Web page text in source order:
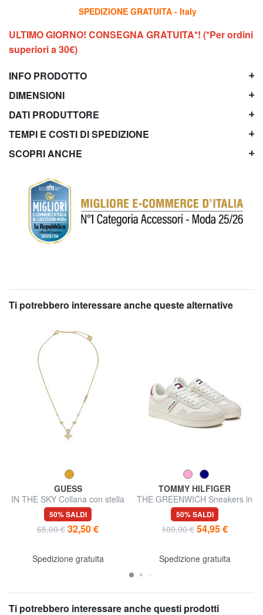
SPEDIZIONE GRATUITA - Italy
ULTIMO GIORNO! CONSEGNA GRATUITA*! (*Per ordini
superiori a 30€)
INFO PRODOTTO
DIMENSIONI
DATI PRODUTTORE
TEMPI E COSTI DI SPEDIZIONE
SCOPRI ANCHE
Ti potrebbero interessare anche queste alternative
GUESS
IN THE SKY Collana con stella
50% SALDI
65,00 € 32,50 €
Spedizione gratuita
TOMMY HILFIGER
THE GREENWICH Sneakers in
pelle
50% SALDI
109,90 € 54,95 €
Spedizione gratuita
Ti potrebbero interessare anche questi prodotti